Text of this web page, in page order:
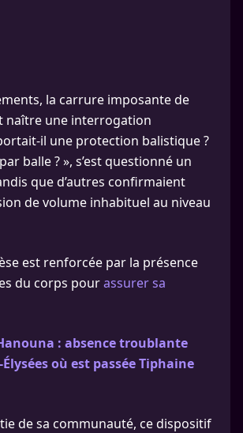
la carrure imposante de
naître une interrogation
il une protection balistique ?
balle ? », s’est questionné un
que d’autres confirmaient
de volume inhabituel au niveau
est renforcée par la présence
du corps pourassurer sa
: absence troublante
où est passée Tiphaine
de sa communauté, ce dispositif